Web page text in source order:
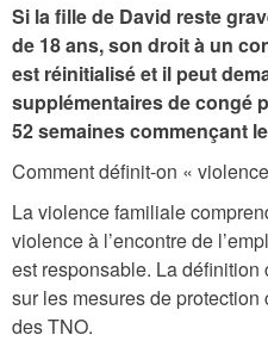
Si la fille de David reste
de 18 ans, son droit à un
est réinitialisé et il peut
supplémentaires de congé
52 semaines commençant
Comment définit-on «
La violence familiale
violence à l’encontre de
est responsable. La
sur les mesures de
des TNO.